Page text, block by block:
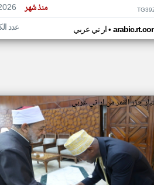
منذ شهر
ار تي عربي• عدد
جزر القمر من ار تي عربي